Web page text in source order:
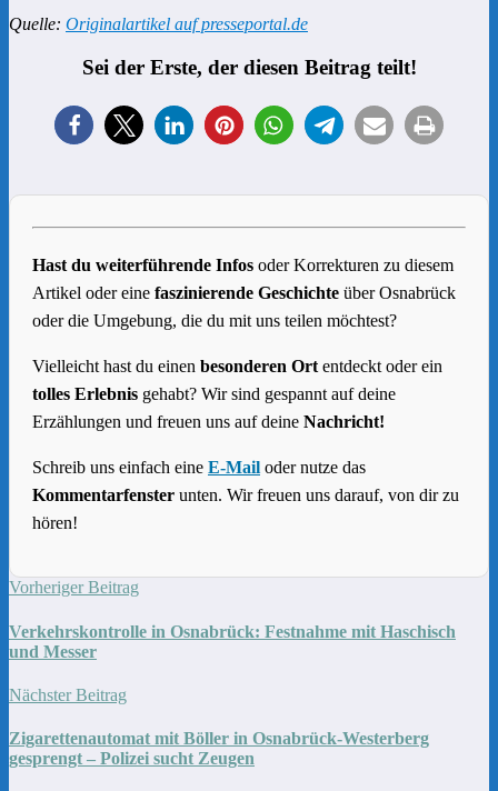
Quelle: Originalartikel auf presseportal.de
Sei der Erste, der diesen Beitrag teilt!
Hast du weiterführende Infos oder Korrekturen zu diesem
Artikel oder eine faszinierende Geschichte über Osnabrück
oder die Umgebung, die du mit uns teilen möchtest?
Vielleicht hast du einen besonderen Ort entdeckt oder ein
tolles Erlebnis gehabt? Wir sind gespannt auf deine
Erzählungen und freuen uns auf deine Nachricht!
Schreib uns einfach eine E-Mail oder nutze das
Kommentarfenster unten. Wir freuen uns darauf, von dir zu
hören!
Vorheriger Beitrag
Verkehrskontrolle in Osnabrück: Festnahme mit Haschisch
und Messer
Nächster Beitrag
Zigarettenautomat mit Böller in Osnabrück-Westerberg
gesprengt – Polizei sucht Zeugen